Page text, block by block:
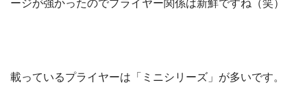
ージが強かったのでプライヤー関係は新鮮ですね（笑）
載っているプライヤーは「ミニシリーズ」が多いです。